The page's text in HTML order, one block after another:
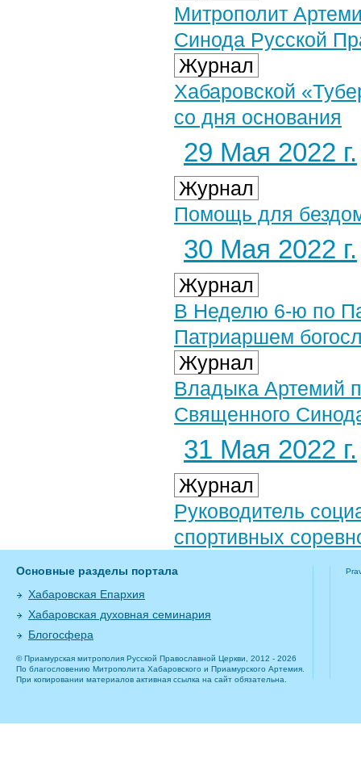
Митрополит
Синода Русской
Журнал
Хабаровской
со дня основания
29 Мая 2022 г.
Журнал
Помощь для
30 Мая 2022 г.
Журнал
В Неделю 6-ю по
Патриаршем
Журнал
Владыка Артемий
Священного
31 Мая 2022 г.
Журнал
Руководитель
спортивных
Основные разделы портала
Хабаровская Епархия
Хабаровская духовная семинария
Блогосфера
© Приамурская митрополия Русской Православной Церкви, 2012 - 2026
По благословению Митрополита Хабаровского и Приамурского Артемия.
При копировании материалов активная ссылка на сайт обязательна.